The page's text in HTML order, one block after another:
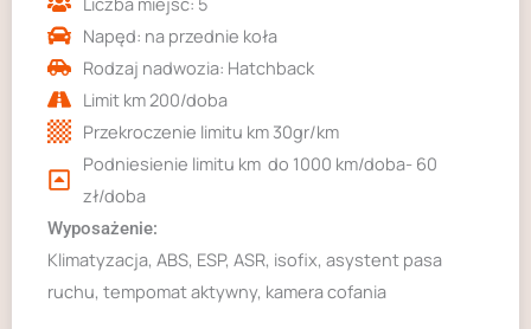
Napęd: na przednie koła
Rodzaj nadwozia: Hatchback
Limit km 200/doba
Przekroczenie limitu km 30gr/km
Podniesienie limitu km do 1000 km/doba- 60
zł/doba
Wyposażenie:
Klimatyzacja, ABS, ESP, ASR, isofix, asystent pasa
ruchu, tempomat aktywny, kamera cofania